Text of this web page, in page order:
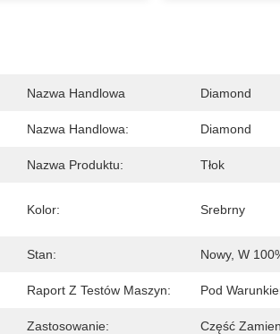
Nazwa Handlowa Diamond
Nazwa Handlowa: Diamond
Nazwa Produktu: Tłok
Kolor: Srebrny
Stan: Nowy, W
Raport Z Testów Maszyn: Pod
Zastosowanie: Część